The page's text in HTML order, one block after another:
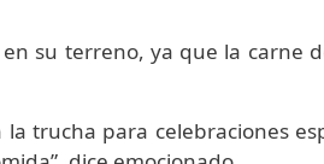
su terreno, ya que la carne
trucha para celebraciones